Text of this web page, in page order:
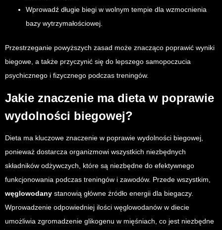
Wprowadź długie biegi w wolnym tempie dla wzmocnienia
bazy wytrzymałościowej.
Przestrzeganie powyższych zasad może znacząco poprawić wyniki
biegowe, a także przyczynić się do lepszego samopoczucia
psychicznego i fizycznego podczas treningów.
Jakie znaczenie ma dieta w poprawie
wydolności biegowej?
Dieta ma kluczowe znaczenie w poprawie wydolności biegowej,
ponieważ dostarcza organizmowi wszystkich niezbędnych
składników odżywczych, które są niezbędne do efektywnego
funkcjonowania podczas treningów i zawodów. Przede wszystkim,
węglowodany stanowią główne źródło energii dla biegaczy.
Wprowadzenie odpowiedniej ilości węglowodanów w diecie
umożliwia zgromadzenie glikogenu w mięśniach, co jest niezbędne